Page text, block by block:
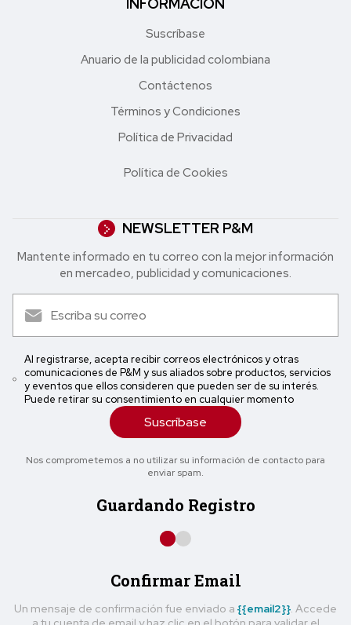
INFORMACIÓN
Suscríbase
Anuario de la publicidad colombiana
Contáctenos
Términos y Condiciones
Política de Privacidad
Política de Cookies
NEWSLETTER P&M
Mantente informado en tu correo con la mejor in formación
en mercadeo, publicidad y comunicaciones.
Al registrarse, acepta recibir correos electrónicos y otras
comunicaciones de P&M y sus aliados sobre productos, servicios
y eventos que ellos consideren que pueden ser de su interés.
Puede retirar su consentimiento en cualquier momento
Suscríbase
Nos comprometemos a no utilizar su información de contacto para
enviar spam.
Guardando Registro
Confirmar Email
Un mensaje de confirmación fue enviado a {{email2}}. Accede